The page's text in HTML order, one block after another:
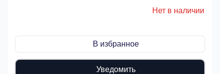
Нет в наличии
В избранное
Уведомить